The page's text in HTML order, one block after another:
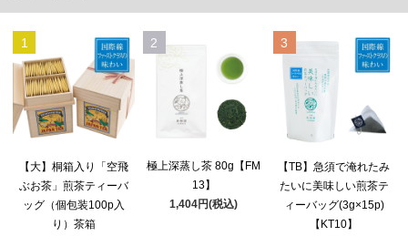
1
【大】桐箱入り「空飛
ぶお茶」煎茶ティーバ
ッグ（個包装100p入
り）茶箱
2
極上深蒸し茶 80g【FM
13】
1,404円(税込)
3
【TB】急須で淹れたみ
たいに美味しい煎茶テ
ィーバッグ(3g×15p)
【KT10】